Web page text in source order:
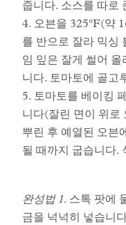
줍니다. 소스를 따로
4. 오븐을 325°F(약
를 반으로 잘라 믹싱
임 잎은 잘게 썰어
니다. 토마토에 골고
5. 토마토를 베이킹
니다(잘린 면이 위로
뿌린 후 예열된 오븐
될 때까지 굽습니다.
완성법 1. 스톡 팟에
금을 넉넉히 넣습니